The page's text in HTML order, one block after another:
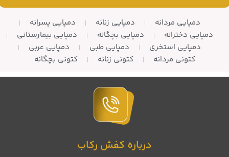
دمپایی مردانه دمپایی زنانه
دمپایی پسرانه
دمپایی دخترانه
دمپایی بچگانه
دمپایی بیمارستانی
دمپایی استخری
دمپایی طبی
دمپایی عربی
کتونی مردانه
کتونی زنانه کتونی بچگانه
درباره کفش رکاب